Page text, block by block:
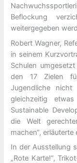
Beflockung
weitergegeben
Robert Wagner,
in seinem
Schulen
den 17 Zielen
Jugendliche
gleichzeitig
Sustainable
die Welt
machen“, erläuterte
In der Ausstellung
„Rote Karte!“,